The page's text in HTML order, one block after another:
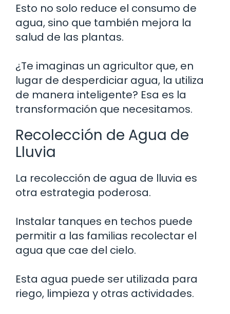
Esto no solo reduce el consumo de
agua, sino que también mejora la
salud de las plantas.
¿Te imaginas un agricultor que, en
lugar de desperdiciar agua, la utiliza
de manera inteligente? Esa es la
transformación que necesitamos.
Recolección de Agua de
Lluvia
La recolección de agua de lluvia es
otra estrategia poderosa.
Instalar tanques en techos puede
permitir a las familias recolectar el
agua que cae del cielo.
Esta agua puede ser utilizada para
riego, limpieza y otras actividades.